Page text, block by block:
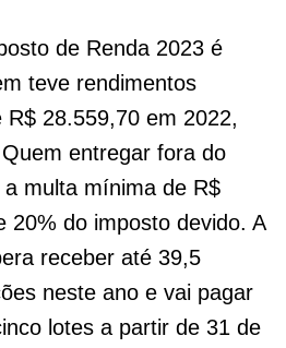
de Renda 2023 é
teve rendimentos
28.559,70 em 2022,
entregar fora do
multa mínima de R$
20% do imposto devido. A
receber até 39,5
neste ano e vai pagar
lotes a partir de 31 de